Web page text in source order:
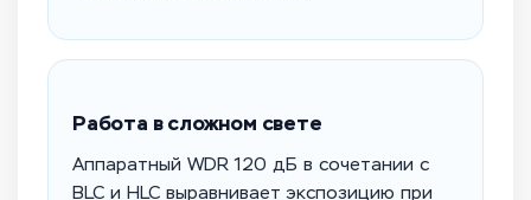
Работа в сложном свете
Аппаратный WDR 120 дБ в сочетании с
BLC и HLC выравнивает экспозицию при